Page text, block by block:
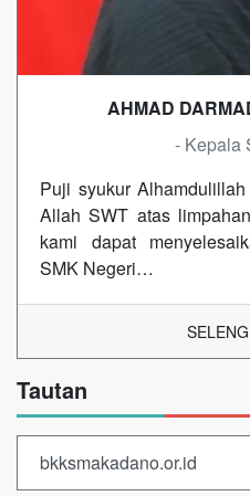
AHMAD
- Kepala
Puji syukur
Allah SWT atas
kami dapat
SMK Negeri…
Tautan
bkksmakadano.or.id